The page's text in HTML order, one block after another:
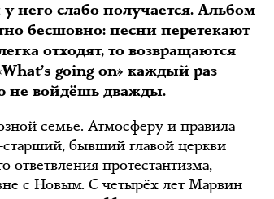
него слабо получается. Альбом
бесшовно: песни перетекают
отходят, то возвращаются
going on» каждый раз
не войдёшь дважды.
семье. Атмосферу и правила
старший, бывший главой церкви
ответвления протестантизма,
с Новым. С четырёх лет Марвин